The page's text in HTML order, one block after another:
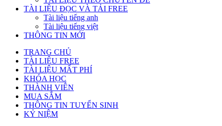
TÀI LIỆU ĐỌC VÀ TẢI FREE
Tài liệu tiếng anh
Tài liệu tiếng việt
THÔNG TIN MỚI
TRANG CHỦ
TÀI LIỆU FREE
TÀI LIỆU MẤT PHÍ
KHÓA HỌC
THÀNH VIÊN
MUA SẮM
THÔNG TIN TUYỂN SINH
KỶ NIỆM